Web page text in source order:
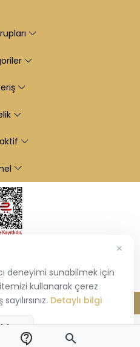
Tüm hakları saklıdır.
E-Ticaretpaketleri ile oluşturulmuştur.
contact_support search
deneyimi sunabilmek için
kullanarak çerez
Detaylı bilgi
×